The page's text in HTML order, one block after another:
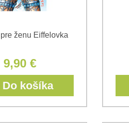
ženu Eiffelovka
9,90 €
košíka